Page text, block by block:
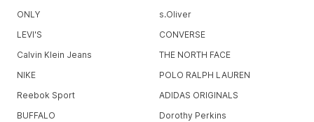
ONLY
s.Oliver
LEVI'S
CONVERSE
Calvin Klein Jeans
THE NORTH FACE
NIKE
POLO RALPH LAUREN
Reebok Sport
ADIDAS ORIGINALS
BUFFALO
Dorothy Perkins